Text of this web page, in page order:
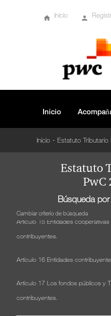
Inicio
Inicio
Inicio - Estatuto
Estatuto
PwC
Búsqueda
Cambiar criterio de búsqueda
Artículo 12-1 Concepto de
nacionales para efectos tributarios.
Artículo 14-1 Efectos tributarios
Artículo 14-2 Efectos Tributarios de
Artículo 15 Entidades
contribuyentes.
Artículo 16 Entidades
Artículo 17 Los fondos públicos y
contribuyentes.